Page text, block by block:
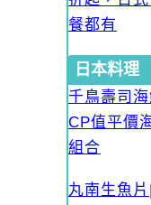
餐都有
日本料理
千鳥壽司
CP值平價
組合
丸南生魚